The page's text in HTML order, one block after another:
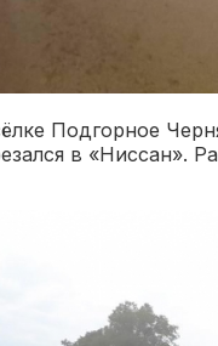
Подгорное
в «Ниссан».